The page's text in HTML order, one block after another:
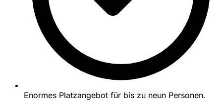
Enormes Platzangebot für bis zu neun Personen.